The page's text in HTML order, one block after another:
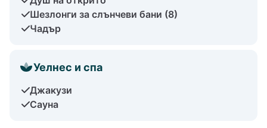
Шезлонги за слънчеви бани (8)
Чадър
Уелнес и спа
Джакузи
Сауна